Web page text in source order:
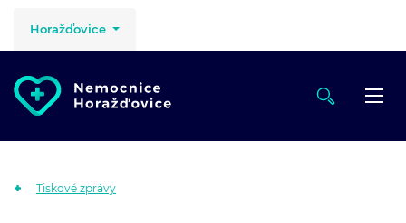
Horažďovice
Tiskové zprávy